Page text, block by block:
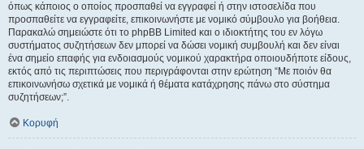
όπως κάποιος ο οποίος προσπαθεί να εγγραφεί ή στην ιστοσελίδα που
προσπαθείτε να εγγραφείτε, επικοινωνήστε με νομικό σύμβουλο για βοήθεια.
Παρακαλώ σημειώστε ότι το phpBB Limited και ο ιδιοκτήτης του εν λόγω
συστήματος συζητήσεων δεν μπορεί να δώσει νομική συμβουλή και δεν είναι
ένα σημείο επαφής για ενδοιασμούς νομικού χαρακτήρα οποιουδήποτε είδους,
εκτός από τις περιπτώσεις που περιγράφονται στην ερώτηση “Με ποιόν θα
επικοινωνήσω σχετικά με νομικά ή θέματα κατάχρησης πάνω στο σύστημα
συζητήσεων;”.
Κορυφή